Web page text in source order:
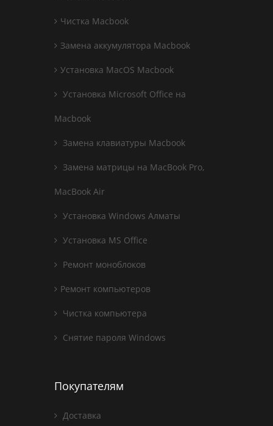
Чистка Macbook
Замена аккумулятора Macbook
Установка MacOS Macbook
Установка Microsoft Office на
Macbook
Замена клавиатуры Macbook
Замена матрицы на MacBook Pro,
MacBook Air
Установка Windows Алматы
Установка MS Office
Ремонт моноблоков
Ремонт компьютеров
Чистка компьютера
Снятие пароля Windows
Покупателям
Доставка